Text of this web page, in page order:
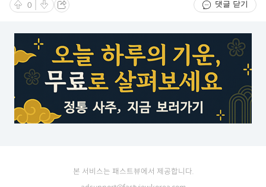
0 댓글 닫기
본 서비스는 패스트뷰에서 제공합니다.